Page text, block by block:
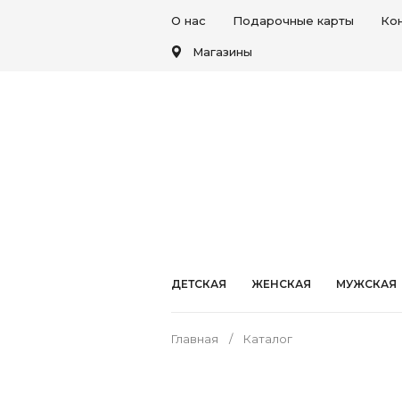
О нас Подарочные карты
Магазины
ДЕТСКАЯ ЖЕНСКАЯ МУЖСКАЯ
Главная Каталог